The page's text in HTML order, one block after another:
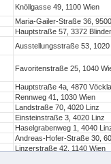
Knöllgasse 49, 1100 Wien
Maria-Gailer-Straße 36,
Hauptstraße 57, 3372
Ausstellungsstraße 53, 1020
Favoritenstraße 25, 1040
Hauptstraße 4a, 4870
Rennweg 41, 1030 Wien
Landstraße 70, 4020 Linz
Einsteinstraße 3, 4020 Linz
Haselgrabenweg 1, 4040
Andreas-Hofer-Straße 30,
Linzerstraße 42, 1140 Wien